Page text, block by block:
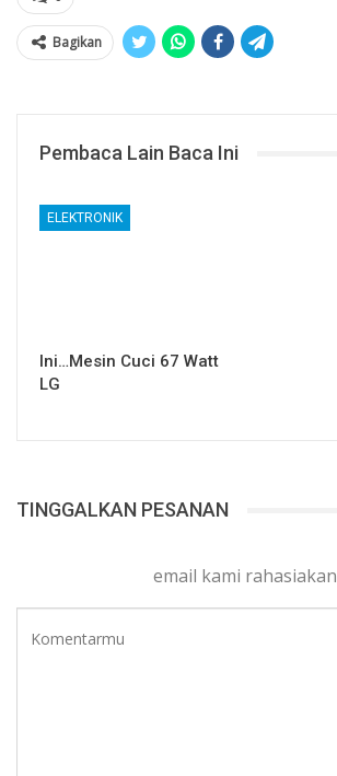
Bagikan
Pembaca Lain Baca Ini
ELEKTRONIK
Ini…Mesin Cuci 67 Watt
LG
TINGGALKAN PESANAN
email kami rahasiakan